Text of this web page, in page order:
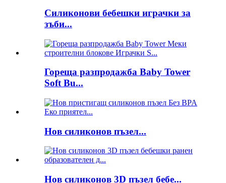
Силиконови бебешки играчки за
зъби...
Гореща разпродажба Baby Tower
Soft Bu...
Нов силиконов пъзел...
Нов силиконов 3D пъзел бебе...